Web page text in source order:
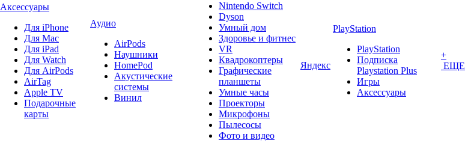
Аксессуары
Для iPhone
Для Mac
Для iPad
Для Watch
Для AirPods
AirTag
Apple TV
Подарочные
карты
Аудио
AirPods
Наушники
HomePod
Акустические
системы
Винил
Nintendo Switch
Dyson
Умный дом
Здоровье и фитнес
VR
Квадрокоптеры
Графические
планшеты
Умные часы
Проекторы
Микрофоны
Пылесосы
Фото и видео
Яндекс
PlayStation
PlayStation
Подписка
Playstation Plus
Игры
Аксессуары
+
ЕЩЕ